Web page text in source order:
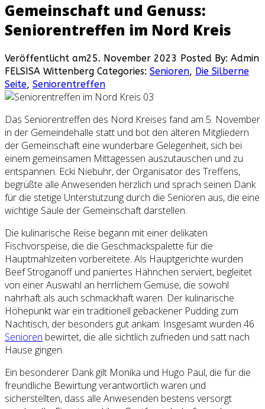
Gemeinschaft und Genuss:
Seniorentreffen im Nord Kreis
Veröffentlicht am25. November 2023 Posted By: Admin
FELSISA Wittenberg Categories: Senioren, Die Silberne
Seite, Seniorentreffen
Das Seniorentreffen des Nord Kreises fand am 5. November
in der Gemeindehalle statt und bot den älteren Mitgliedern
der Gemeinschaft eine wunderbare Gelegenheit, sich bei
einem gemeinsamen Mittagessen auszutauschen und zu
entspannen. Ecki Niebuhr, der Organisator des Treffens,
begrüßte alle Anwesenden herzlich und sprach seinen Dank
für die stetige Unterstützung durch die Senioren aus, die eine
wichtige Säule der Gemeinschaft darstellen.
Die kulinarische Reise begann mit einer delikaten
Fischvorspeise, die die Geschmackspalette für die
Hauptmahlzeiten vorbereitete. Als Hauptgerichte wurden
Beef Stroganoff und paniertes Hähnchen serviert, begleitet
von einer Auswahl an herrlichem Gemüse, die sowohl
nahrhaft als auch schmackhaft waren. Der kulinarische
Höhepunkt war ein traditionell gebackener Pudding zum
Nachtisch, der besonders gut ankam. Insgesamt wurden 46
Senioren bewirtet, die alle sichtlich zufrieden und satt nach
Hause gingen.
Ein besonderer Dank gilt Monika und Hugo Paul, die für die
freundliche Bewirtung verantwortlich waren und
sicherstellten, dass alle Anwesenden bestens versorgt